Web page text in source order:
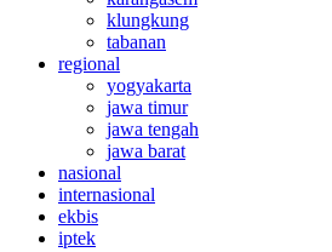
klungkung
tabanan
regional
yogyakarta
jawa timur
jawa tengah
jawa barat
nasional
internasional
ekbis
iptek